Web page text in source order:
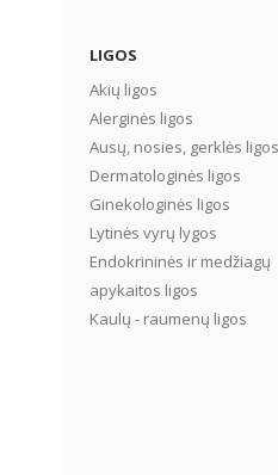
LIGOS
Akių ligos
Alerginės ligos
Ausų, nosies, gerklės ligos
Dermatologinės ligos
Ginekologinės ligos
Lytinės vyrų lygos
Endokrininės ir medžiagų
apykaitos ligos
Kaulų - raumenų ligos